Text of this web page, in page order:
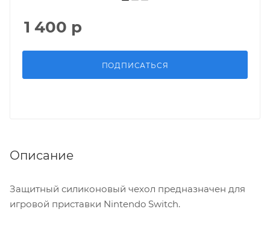
1 400 р
ПОДПИСАТЬСЯ
Описание
Защитный силиконовый чехол предназначен для
игровой приставки Nintendo Switch.